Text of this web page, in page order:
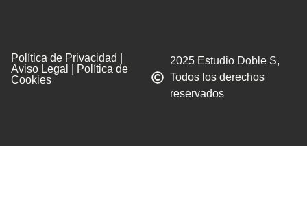
Política de Privacidad |
Aviso Legal | Política de
Cookies
2025 Estudio Doble S,
Todos los derechos
reservados